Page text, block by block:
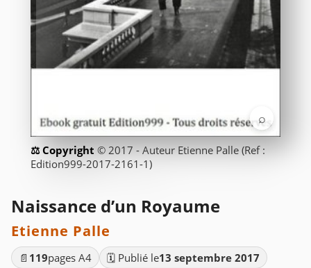
⌕
© 2017 - Auteur Etienne Palle (Ref :
Edition999-2017-2161-1)
Naissance d’un Royaume
Etienne Palle
📄 119pages A4 🗓️ Publié le13 septembre 2017